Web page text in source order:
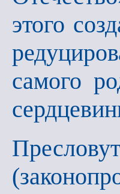
этого
самого